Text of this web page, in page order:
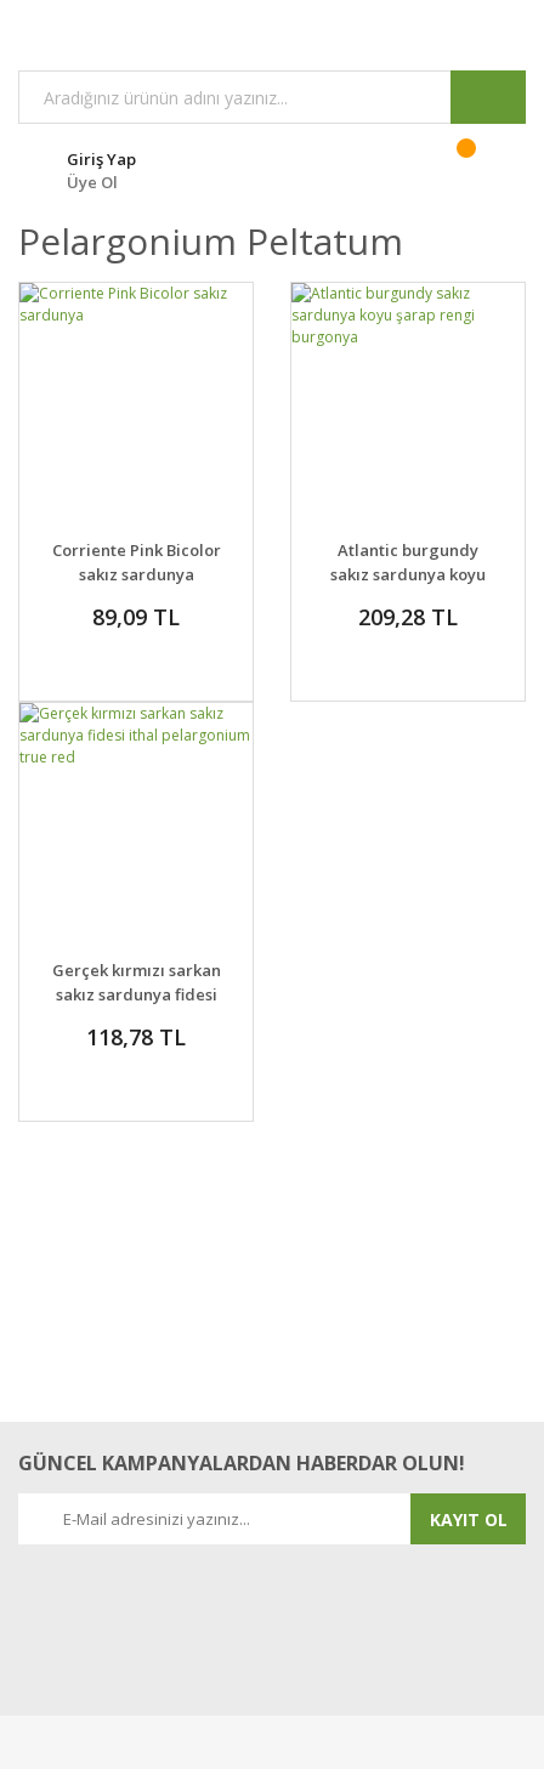
Giriş Yap
Üye Ol
Pelargonium Peltatum
DETAYLAR
VER
Corriente Pink Bicolor
sakız sardunya
89,09 TL
DETAYLAR
VER
Atlantic burgundy
sakız sardunya koyu
209,28 TL
DETAYLAR
VER
Gerçek kırmızı sarkan
sakız sardunya fidesi
true red
118,78 TL
GÜNCEL KAMPANYALARDAN HABERDAR OLUN!
KAYIT OL